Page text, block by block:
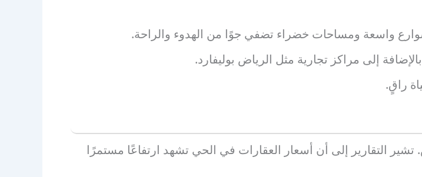
واسعة ومساحات خضراء تضفي جوًا من الهدوء والراحة.
إلى مراكز تجارية مثل الرياض بوليفارد.
راقٍ.
تشير التقارير إلى أن أسعار العقارات في الحي تشهد ارتفاعًا مستمرًا